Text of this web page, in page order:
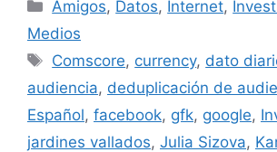
Amigos, Datos, Internet,
Medios
Etiquetas
Comscore, currency, dato
audiencia, deduplicación de
Español, facebook, gfk, google,
jardines vallados, Julia Sizova,